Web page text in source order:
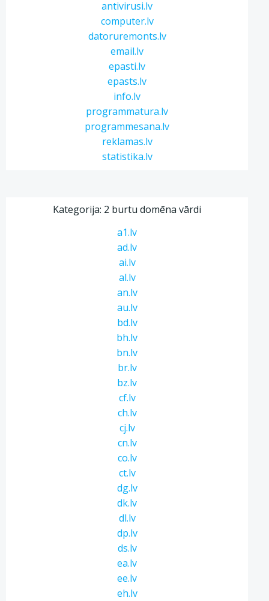
antivirusi.lv
computer.lv
datoruremonts.lv
email.lv
epasti.lv
epasts.lv
info.lv
programmatura.lv
programmesana.lv
reklamas.lv
statistika.lv
Kategorija: 2 burtu domēna vārdi
a1.lv
ad.lv
ai.lv
al.lv
an.lv
au.lv
bd.lv
bh.lv
bn.lv
br.lv
bz.lv
cf.lv
ch.lv
cj.lv
cn.lv
co.lv
ct.lv
dg.lv
dk.lv
dl.lv
dp.lv
ds.lv
ea.lv
ee.lv
eh.lv